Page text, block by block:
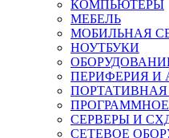
КОМПЬЮТЕРЫ
МЕБЕЛЬ
МОБИЛЬНАЯ
НОУТБУКИ
ПЕРИФЕРИЯ И
СЕРВЕРЫ И
СЕТЕВОЕ